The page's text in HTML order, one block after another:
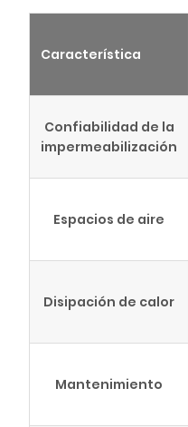
Característica
Confiabilidad de la
impermeabilización
Espacios de aire
Disipación de calor
Mantenimiento